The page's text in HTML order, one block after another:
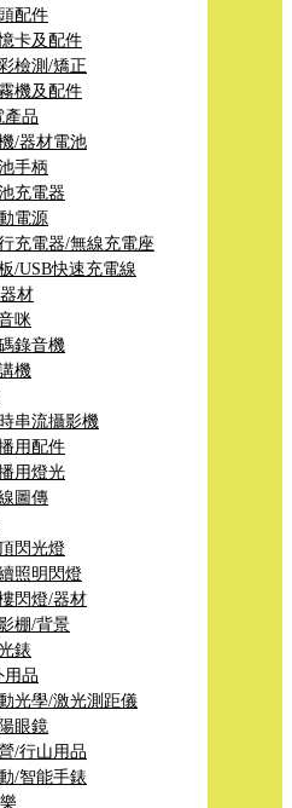
配件
卡及配件
檢測/矯正
機及配件
產品
/器材電池
手柄
充電器
電源
充電器/無線充電座
/USB快速充電線
材
咪
錄音機
機
串流攝影機
用配件
用燈光
圖傳
閃光燈
照明閃燈
閃燈/器材
棚/背景
錶
用品
光學/激光測距儀
眼鏡
/行山用品
/智能手錶